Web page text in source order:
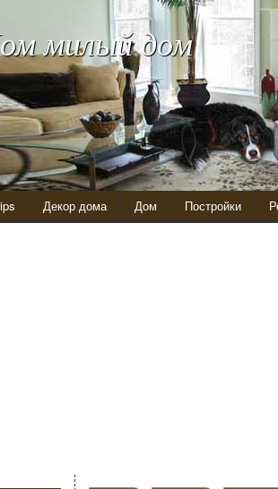
милый дом
Декор дома Дом Постройки